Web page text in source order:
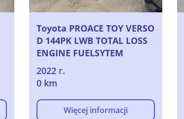
Toyota PROACE TOY VERSO
D 144PK LWB TOTAL LOSS
ENGINE FUELSYTEM
KRAFTSTOFFSYSTEM
MOTORSCHADEN Leather
Pack & N
2022 г.
0 km
Więcej informacji